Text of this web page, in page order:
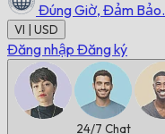
Đúng Giờ, Đảm Bảo.
VI | USD
Đăng nhập Đăng ký
24/7 Chat